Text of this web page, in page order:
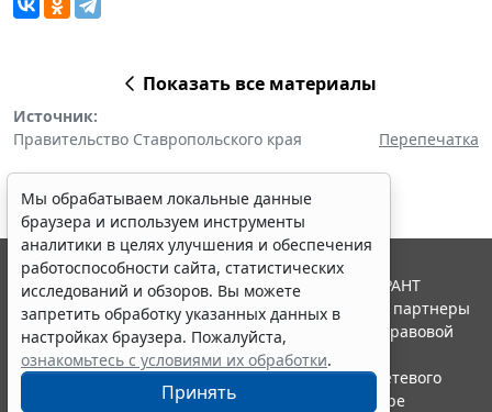
Показать все материалы
Источник:
Правительство Ставропольского края
Перепечатка
Мы обрабатываем локальные данные
браузера и используем инструменты
аналитики в целях улучшения и обеспечения
работоспособности сайта, статистических
исследований и обзоров. Вы можете
запретить обработку указанных данных в
настройках браузера. Пожалуйста,
ознакомьтесь с условиями их обработки.
Принять
© ООО "НПП "ГАРАНТ-СЕРВИС", 2026. Система ГАРАНТ
выпускается с 1990 года. Компания "Гарант" и ее партнеры
являются участниками Российской ассоциации правовой
информации ГАРАНТ.
Портал ГАРАНТ.РУ зарегистрирован в качестве сетевого
издания Федеральной службой по надзору в сфере